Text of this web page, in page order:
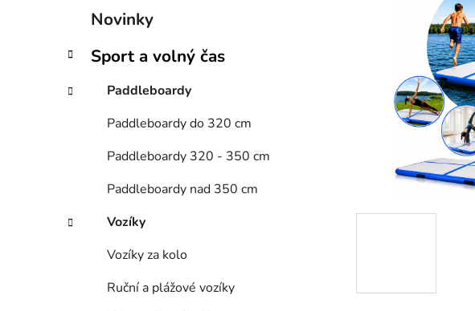
r
n
e
o
i
Novinky
Sport a volný čas
Paddleboardy
Paddleboardy do 320 cm
Paddleboardy 320 - 350 cm
Paddleboardy nad 350 cm
Vozíky
Vozíky za kolo
Ruční a plážové vozíky